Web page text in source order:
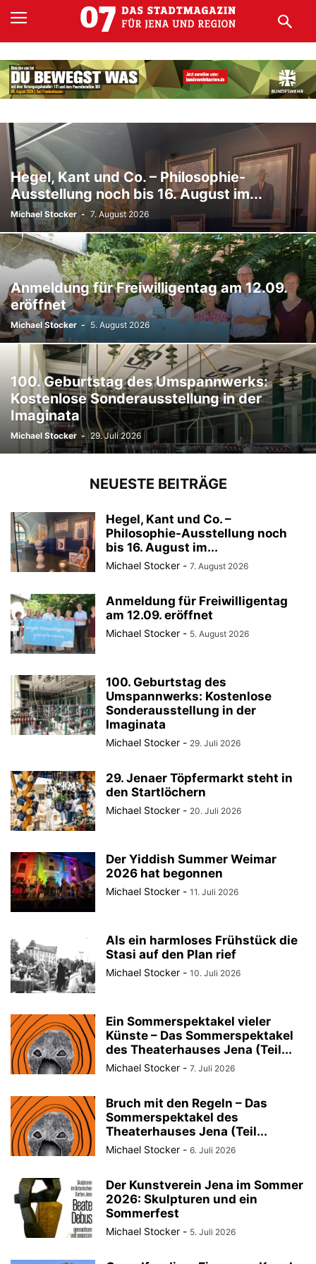
Hegel, Kant und Co. – Philosophie-
Ausstellung noch bis 16. August im...
Michael Stocker - 7. August 2026
Anmeldung für Freiwilligentag am 12.09.
eröffnet
Michael Stocker - 5. August 2026
100. Geburtstag des Umspannwerks:
Kostenlose Sonderausstellung in der
Imaginata
Michael Stocker - 29. Juli 2026
NEUESTE BEITRÄGE
Hegel, Kant und Co. –
Philosophie-Ausstellung noch
bis 16. August im...
Michael Stocker - 7. August 2026
Anmeldung für Freiwilligentag
am 12.09. eröffnet
Michael Stocker - 5. August 2026
100. Geburtstag des
Umspannwerks: Kostenlose
Sonderausstellung in der
Imaginata
Michael Stocker - 29. Juli 2026
29. Jenaer Töpfermarkt steht in
den Startlöchern
Michael Stocker - 20. Juli 2026
Der Yiddish Summer Weimar
2026 hat begonnen
Michael Stocker - 11. Juli 2026
Als ein harmloses Frühstück die
Stasi auf den Plan rief
Michael Stocker - 10. Juli 2026
Ein Sommerspektakel vieler
Künste – Das Sommerspektakel
des Theaterhauses Jena (Teil...
Michael Stocker - 7. Juli 2026
Bruch mit den Regeln – Das
Sommerspektakel des
Theaterhauses Jena (Teil...
Michael Stocker - 6. Juli 2026
Der Kunstverein Jena im Sommer
2026: Skulpturen und ein
Sommerfest
Michael Stocker - 5. Juli 2026